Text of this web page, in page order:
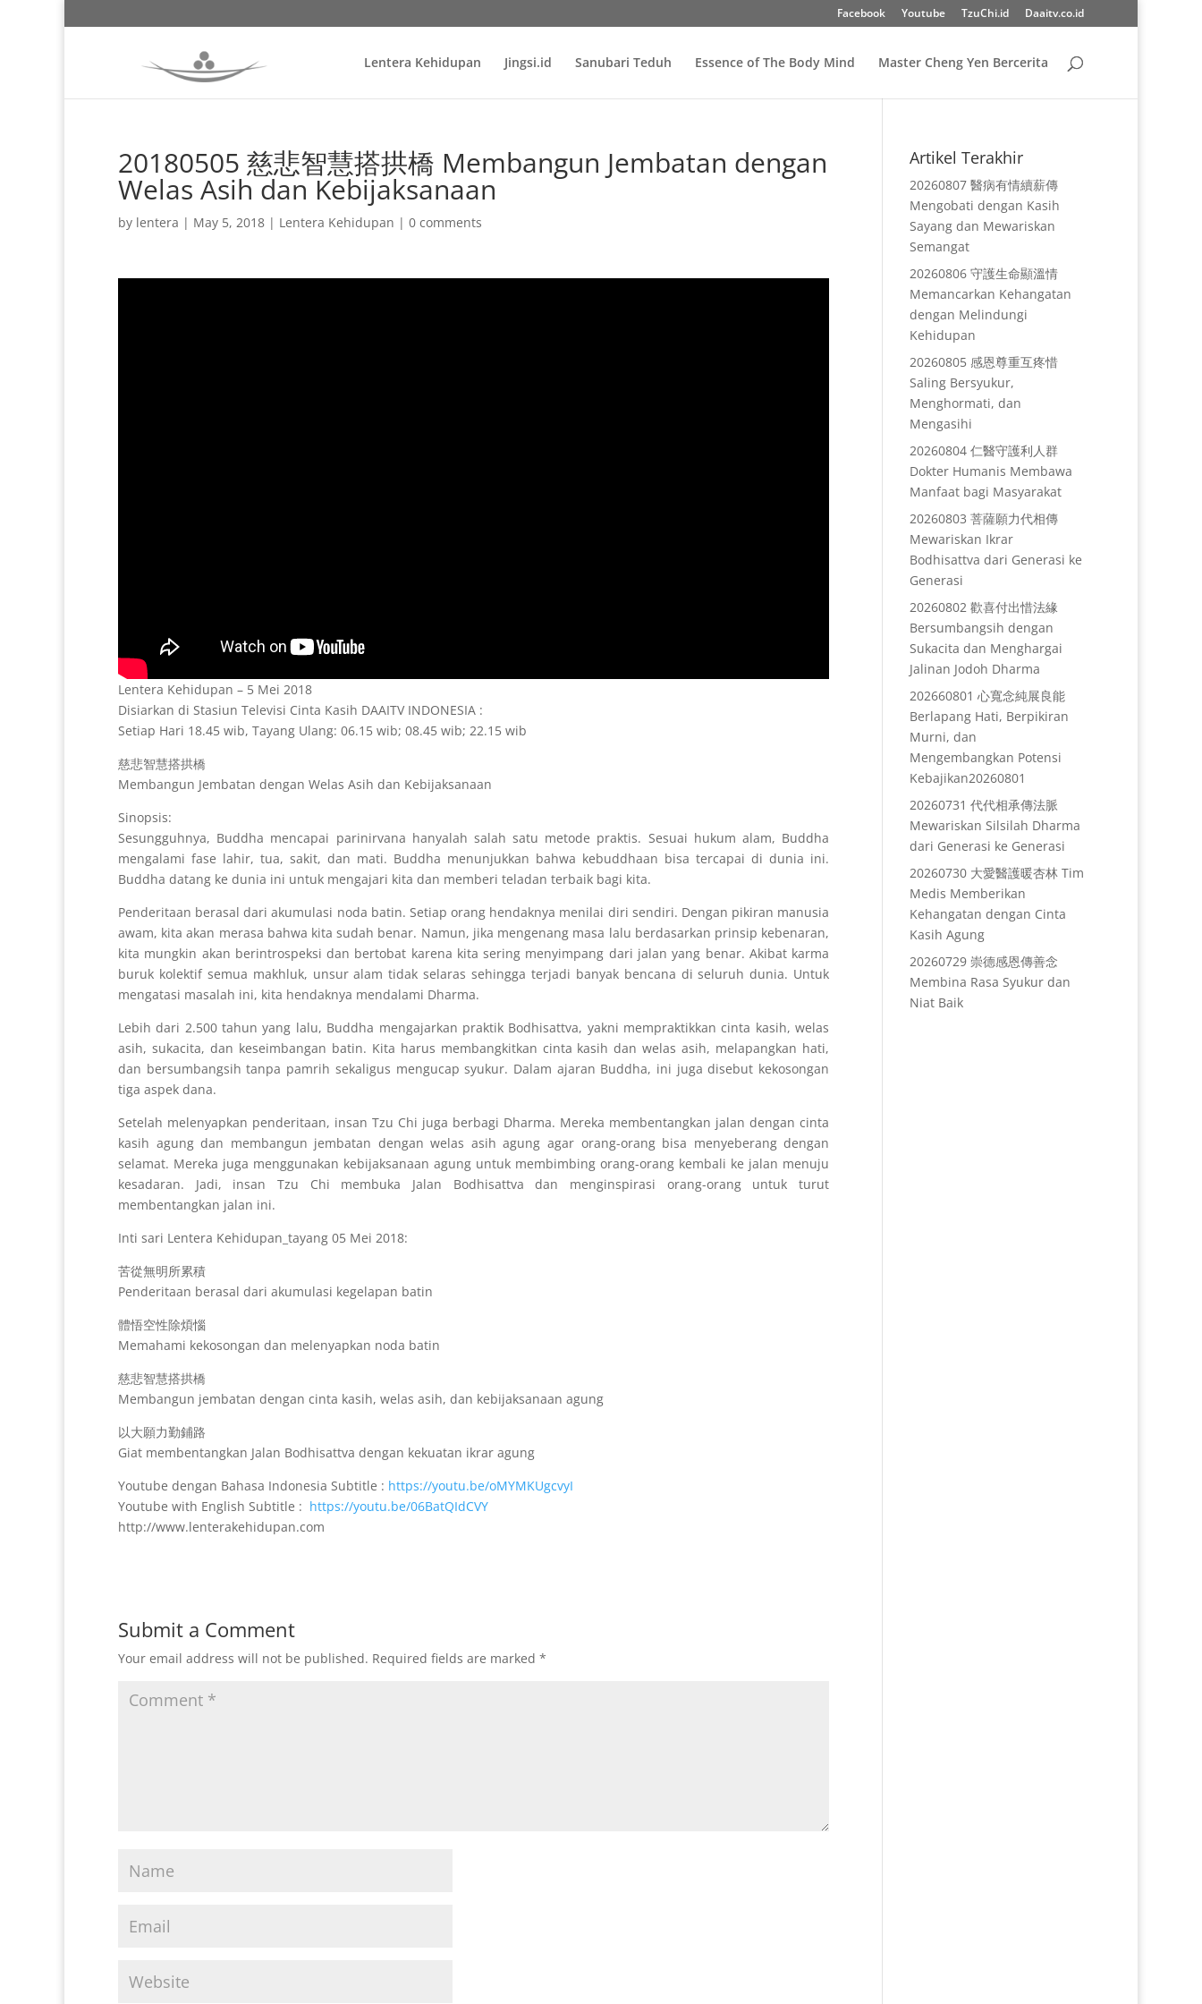
Facebook Youtube TzuChi.id Daaitv.co.id
Lentera Kehidupan Jingsi.id Sanubari Teduh Essence of The Body Mind Master Cheng Yen Bercerita
20180505 慈悲智慧搭拱橋 Membangun Jembatan dengan
Welas Asih dan Kebijaksanaan
by lentera | May 5, 2018 | Lentera Kehidupan | 0 comments
Lentera Kehidupan – 5 Mei 2018
Disiarkan di Stasiun Televisi Cinta Kasih DAAITV INDONESIA :
Setiap Hari 18.45 wib, Tayang Ulang: 06.15 wib; 08.45 wib; 22.15 wib
慈悲智慧搭拱橋
Membangun Jembatan dengan Welas Asih dan Kebijaksanaan
Sinopsis:
Sesungguhnya, Buddha mencapai parinirvana hanyalah salah satu metode praktis. Sesuai hukum alam, Buddha
mengalami fase lahir, tua, sakit, dan mati. Buddha menunjukkan bahwa kebuddhaan bisa tercapai di dunia ini.
Buddha datang ke dunia ini untuk mengajari kita dan memberi teladan terbaik bagi kita.
Penderitaan berasal dari akumulasi noda batin. Setiap orang hendaknya menilai diri sendiri. Dengan pikiran manusia
awam, kita akan merasa bahwa kita sudah benar. Namun, jika mengenang masa lalu berdasarkan prinsip kebenaran,
kita mungkin akan berintrospeksi dan bertobat karena kita sering menyimpang dari jalan yang benar. Akibat karma
buruk kolektif semua makhluk, unsur alam tidak selaras sehingga terjadi banyak bencana di seluruh dunia. Untuk
mengatasi masalah ini, kita hendaknya mendalami Dharma.
Lebih dari 2.500 tahun yang lalu, Buddha mengajarkan praktik Bodhisattva, yakni mempraktikkan cinta kasih, welas
asih, sukacita, dan keseimbangan batin. Kita harus membangkitkan cinta kasih dan welas asih, melapangkan hati,
dan bersumbangsih tanpa pamrih sekaligus mengucap syukur. Dalam ajaran Buddha, ini juga disebut kekosongan
tiga aspek dana.
Setelah melenyapkan penderitaan, insan Tzu Chi juga berbagi Dharma. Mereka membentangkan jalan dengan cinta
kasih agung dan membangun jembatan dengan welas asih agung agar orang-orang bisa menyeberang dengan
selamat. Mereka juga menggunakan kebijaksanaan agung untuk membimbing orang-orang kembali ke jalan menuju
kesadaran. Jadi, insan Tzu Chi membuka Jalan Bodhisattva dan menginspirasi orang-orang untuk turut
membentangkan jalan ini.
Inti sari Lentera Kehidupan_tayang 05 Mei 2018:
苦從無明所累積
Penderitaan berasal dari akumulasi kegelapan batin
體悟空性除煩惱
Memahami kekosongan dan melenyapkan noda batin
慈悲智慧搭拱橋
Membangun jembatan dengan cinta kasih, welas asih, dan kebijaksanaan agung
以大願力勤鋪路
Giat membentangkan Jalan Bodhisattva dengan kekuatan ikrar agung
Youtube dengan Bahasa Indonesia Subtitle : https://youtu.be/oMYMKUgcvyI
Youtube with English Subtitle : https://youtu.be/06BatQIdCVY
http://www.lenterakehidupan.com
Submit a Comment
Your email address will not be published. Required fields are marked *
Artikel Terakhir
20260807 醫病有情續薪傳
Mengobati dengan Kasih
Sayang dan Mewariskan
Semangat
20260806 守護生命顯溫情
Memancarkan Kehangatan
dengan Melindungi
Kehidupan
20260805 感恩尊重互疼惜
Saling Bersyukur,
Menghormati, dan
Mengasihi
20260804 仁醫守護利人群
Dokter Humanis Membawa
Manfaat bagi Masyarakat
20260803 菩薩願力代相傳
Mewariskan Ikrar
Bodhisattva dari Generasi ke
Generasi
20260802 歡喜付出惜法緣
Bersumbangsih dengan
Sukacita dan Menghargai
Jalinan Jodoh Dharma
202660801 心寬念純展良能
Berlapang Hati, Berpikiran
Murni, dan
Mengembangkan Potensi
Kebajikan20260801
20260731 代代相承傳法脈
Mewariskan Silsilah Dharma
dari Generasi ke Generasi
20260730 大愛醫護暖杏林 Tim
Medis Memberikan
Kehangatan dengan Cinta
Kasih Agung
20260729 崇德感恩傳善念
Membina Rasa Syukur dan
Niat Baik